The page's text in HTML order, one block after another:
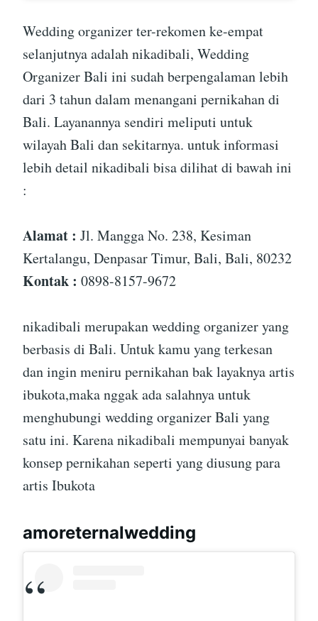
Wedding organizer ter-rekomen ke-empat
selanjutnya adalah nikadibali, Wedding
Organizer Bali ini sudah berpengalaman lebih
dari 3 tahun dalam menangani pernikahan di
Bali. Layanannya sendiri meliputi untuk
wilayah Bali dan sekitarnya. untuk informasi
lebih detail nikadibali bisa dilihat di bawah ini
:
Alamat : Jl. Mangga No. 238, Kesiman
Kertalangu, Denpasar Timur, Bali, Bali, 80232
Kontak : 0898-8157-9672
nikadibali merupakan wedding organizer yang
berbasis di Bali. Untuk kamu yang terkesan
dan ingin meniru pernikahan bak layaknya artis
ibukota,maka nggak ada salahnya untuk
menghubungi wedding organizer Bali yang
satu ini. Karena nikadibali mempunyai banyak
konsep pernikahan seperti yang diusung para
artis Ibukota
amoreternalwedding